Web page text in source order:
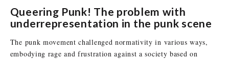
Queering Punk! The problem with
underrepresentation in the punk scene
The punk movement challenged normativity in various ways,
embodying rage and frustration against a society based on